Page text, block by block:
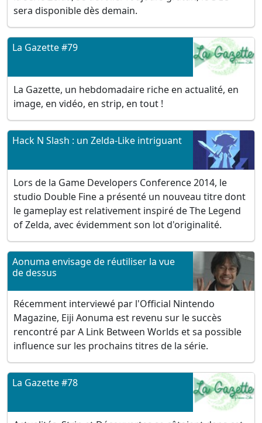
sera disponible dès demain.
La Gazette #79
La Gazette, un hebdomadaire riche en actualité, en
image, en vidéo, en strip, en tout !
Hack N Slash : un Zelda-Like intriguant
Lors de la Game Developers Conference 2014, le
studio Double Fine a présenté un nouveau titre dont
le gameplay est relativement inspiré de The Legend
of Zelda, avec évidemment son lot d'originalité.
Aonuma envisage de réutiliser la vue
de dessus
Récemment interviewé par l'Official Nintendo
Magazine, Eiji Aonuma est revenu sur le succès
rencontré par A Link Between Worlds et sa possible
influence sur les prochains titres de la série.
La Gazette #78